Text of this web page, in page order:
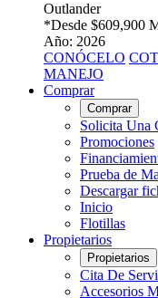
Outlander
*Desde $609,900
Año: 2026
CONÓCELO
MANEJO
Comprar
Comprar
Solicita Una
Promociones
Prueba de
Descargar
Inicio
Flotillas
Propietarios
Propietarios
Cita De
Accesorios